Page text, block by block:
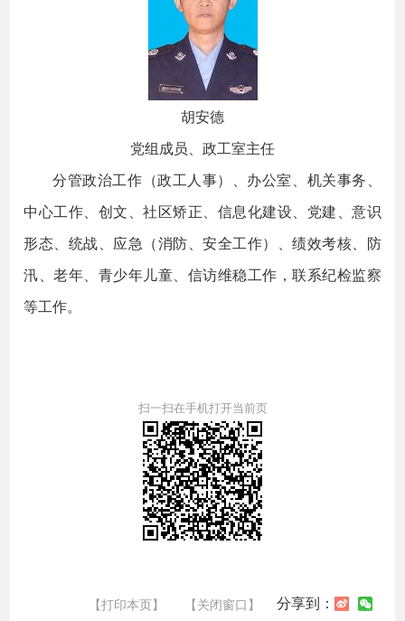
胡安德
党组成员、政工室主任
分管政治工作（政工人事）、办公室、机关事务、
中心工作、创文、社区矫正、信息化建设、党建、意识
形态、统战、应急（消防、安全工作）、绩效考核、防
汛、老年、青少年儿童、信访维稳工作，联系纪检监察
等工作。
扫一扫在手机打开当前页
【打印本页】 【关闭窗口】 分享到：